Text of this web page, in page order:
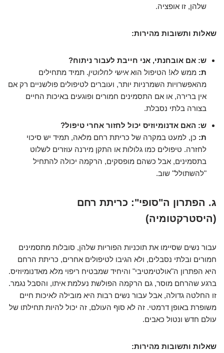
שלהן, זו אופציה.
שאלות ותשובות מהירות:
ש: אם אובחנתי, אני חייבת לעבור ניתוח?
ת: ממש לא! הטיפול הואאישי לחלוטין. תמיד מתחילים
מהאפשרויות השמרניות יותר, ועוברים לטיפולים פולשניים רק אם
אין ברירה, או אם התסמינים חמורים ופוגעים באיכות החיים
בצורה בלתי נסבלת.
ש: האם אדנומיוזיס יכול לחזור אחרי טיפול?
ת: כן, למעט במקרה של כריתת רחם מלאה, תמיד יש סיכוי
לחזרה. טיפולים כמו גלולות או התקן מירנה עוזרים לשלוט
בתסמינים, אבל כשהם מופסקים, הרקמה יכולה להתחיל
"להשתולל" שוב.
ג. הפתרון ה"סופי": כריתת רחם
(היסטרקטומיה)
עבור נשים שסיימו את תוכניות הפוריות שלהן, סובלות מתסמינים
חמורים ובלתי נסבלים, ולא הגיבו לטיפולים אחרים, כריתת הרחם
היא הפתרון ה"אולטימטיבי" והיחיד שמבטיח ריפוי מלא מאדנומיוזיס.
ברגע שהרחם מוסר, גם הרקמה הפולשת נעלמת איתו, והסבל נגמר.
זו החלטה גדולה, אבל עבור נשים רבות היא מובילה לאיכות חיים
משופרת באופן דרמטי. זה לא סוף העולם, זה יכול להיות תחילתו של
עולם חדש ונטול כאבים.
שאלות ותשובות מהירות: